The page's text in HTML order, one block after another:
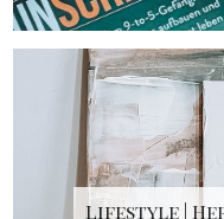
Lifestyle |